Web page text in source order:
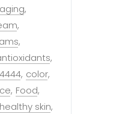
color
Food
healthy skin